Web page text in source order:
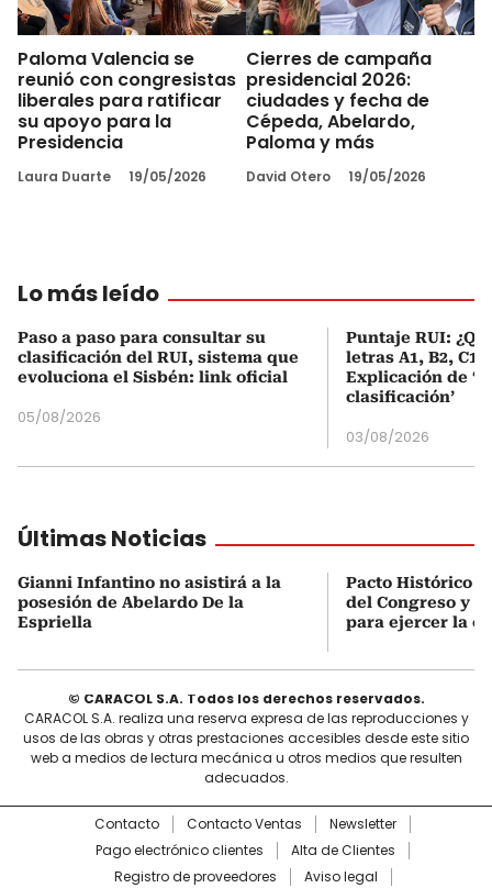
Paloma Valencia se
reunió con congresistas
liberales para ratificar
su apoyo para la
Presidencia
Laura Duarte 19/05/2026
Cierres de campaña
presidencial 2026:
ciudades y fecha de
Cépeda, Abelardo,
Paloma y más
David Otero 19/05/2026
Lo más leído
Paso a paso para consultar su
clasificación del RUI, sistema que
evoluciona el Sisbén: link oficial
05/08/2026
Puntaje RUI:
letras A1, B2, C1
Explicación de
clasificación’
03/08/2026
Últimas Noticias
Gianni Infantino no asistirá a la
posesión de Abelardo De la
Espriella
Pacto Histórico
del Congreso y
para ejercer la
© CARACOL S.A. Todos los derechos reservados.
CARACOL S.A. realiza una reserva expresa de las reproducciones y
usos de las obras y otras prestaciones accesibles desde este sitio
web a medios de lectura mecánica u otros medios que resulten
adecuados.
Contacto Contacto Ventas
Newsletter
Pago electrónico clientes
Alta de Clientes
Registro de proveedores
Aviso legal